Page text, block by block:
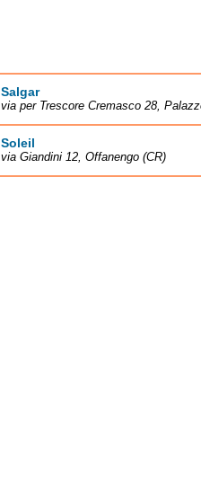
Salgar
via per Trescore Cremasco 28,
Soleil
via Giandini 12, Offanengo (CR)